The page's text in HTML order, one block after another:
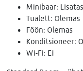
Minibaar:
Tualett: Olemas
Föön: Olemas
Konditsioneer:
Wi-Fi: Ei